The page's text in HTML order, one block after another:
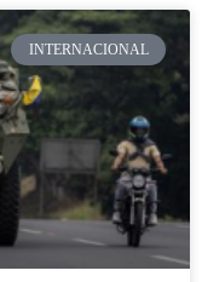
INTERNACIONAL